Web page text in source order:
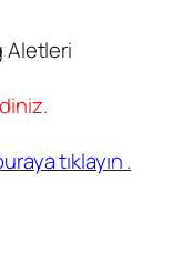
Aletleri
tıklayın .